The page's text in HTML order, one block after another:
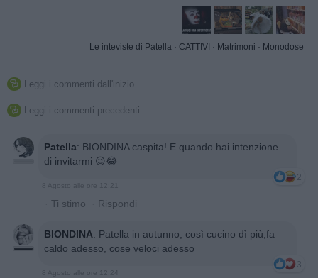
Le inteviste di Patella · CATTIVI · Matrimoni · Monodose
 Leggi i commenti dall'inizio...
 Leggi i commenti precedenti...
Patella: BIONDINA caspita! E quando hai intenzione
di invitarmi 😉😂
2
8 Agosto alle ore 12:21
· Ti stimo · Rispondi
BIONDINA: Patella in autunno, così cucino dì più,fa
caldo adesso, cose veloci adesso
3
8 Agosto alle ore 12:24